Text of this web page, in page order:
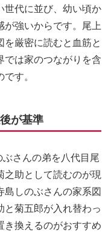
世代に並び、幼い頃か
が強いからです。尾上
厳密に読むと血筋と
では家のつながりを含
す。
が基準
さんの弟を八代目尾
之助として読むのが現
しのぶさんの家系図
と菊五郎が入れ替わっ
き換えるのがおすすめ